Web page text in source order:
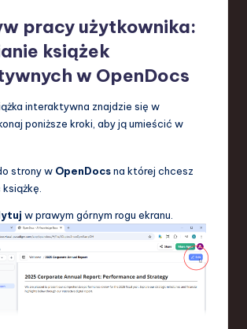
pracy użytkownika:
książek
w OpenDocs
interaktywna znajdzie się w
poniższe kroki, aby ją umieścić w
strony w OpenDocsna której chcesz
w prawym górnym rogu ekranu.